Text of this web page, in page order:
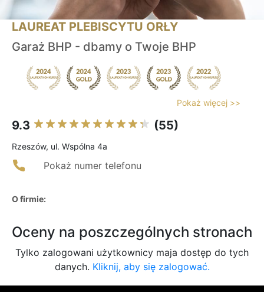
LAUREAT PLEBISCYTU ORŁY
Garaż BHP - dbamy o Twoje BHP
Pokaż więcej >>
9.3 (55)
Rzeszów, ul. Wspólna 4a
Pokaż numer telefonu
O firmie:
Oceny na poszczególnych stronach
Tylko zalogowani użytkownicy maja dostęp do tych
danych. Kliknij, aby się zalogować.